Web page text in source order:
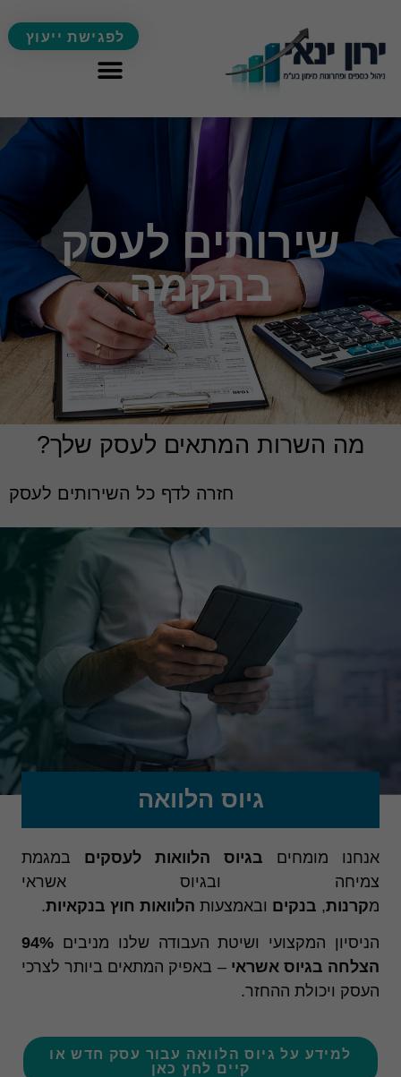
לפגישת ייעוץ
שירותים לעסק
בהקמה
מה השרות המתאים לעסק שלך?
חזרה לדף כל השירותים לעסק
גיוס הלוואה
אנחנו מומחים בגיוס הלוואות לעסקים במגמת
צמיחה ובגיוס אשראי
מקרנות, בנקים ובאמצעות הלוואות חוץ בנקאיות.
הניסיון המקצועי ושיטת העבודה שלנו מניבים 94%
הצלחה בגיוס אשראי – באפיק המתאים ביותר לצרכי
העסק ויכולת ההחזר.
למידע על גיוס הלוואה עבור עסק חדש או
קיים לחץ כאן